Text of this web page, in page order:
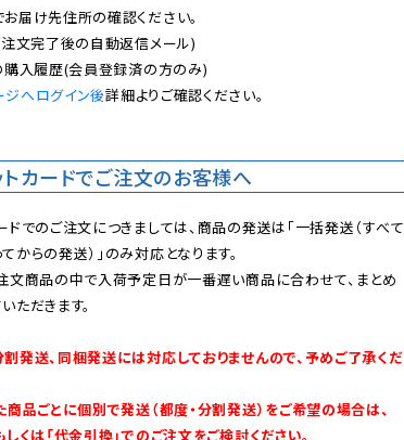
届け先住所の確認ください。
注文完了後の自動返信メール)
購入履歴(会員登録済の方のみ)
へログイン後詳細よりご確認ください。
トカードでご注文のお客様へ
ドでのご注文につきましては、商品の発送は「一括発送（すべて
からの発送）」のみ対応となります。
文商品の中で入荷予定日が一番遅い商品に合わせて、まとめ
ただきます。
発送、同梱発送には対応しておりませんので、予めご了承くだ
商品ごとに個別で発送（都度・分割発送）をご希望の場合は、
しくは「代金引換」でのご注文をご検討ください。